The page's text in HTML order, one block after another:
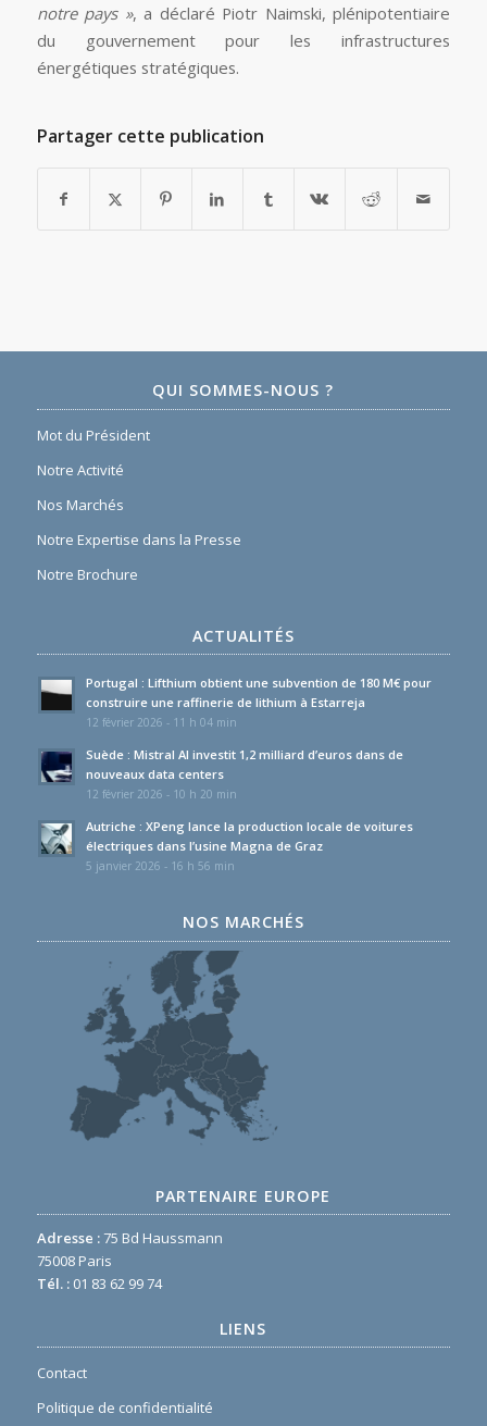
notre pays », a déclaré Piotr Naimski, plénipotentiaire
du gouvernement pour les infrastructures
énergétiques stratégiques.
Partager cette publication
QUI SOMMES-NOUS ?
Mot du Président
Notre Activité
Nos Marchés
Notre Expertise dans la Presse
Notre Brochure
ACTUALITÉS
Portugal : Lifthium obtient une subvention de 180 M€ pour
construire une raffinerie de lithium à Estarreja
12 février 2026 - 11 h 04 min
Suède : Mistral AI investit 1,2 milliard d’euros dans de
nouveaux data centers
12 février 2026 - 10 h 20 min
Autriche : XPeng lance la production locale de voitures
électriques dans l’usine Magna de Graz
5 janvier 2026 - 16 h 56 min
NOS MARCHÉS
PARTENAIRE EUROPE
Adresse :75 Bd Haussmann
75008 Paris
Tél. :01 83 62 99 74
LIENS
Contact
Politique de confidentialité